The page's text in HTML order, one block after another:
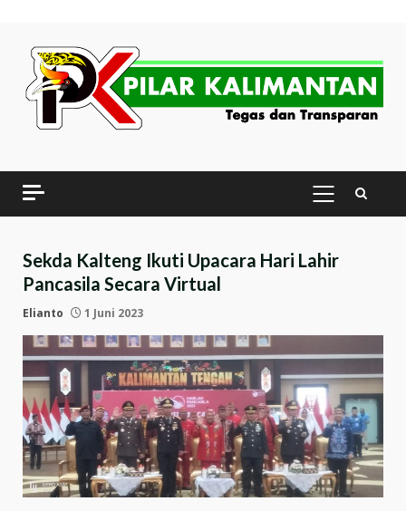
content
PRIMARY
MENU
Sekda Kalteng Ikuti Upacara Hari Lahir
Pancasila Secara Virtual
Elianto 1 Juni 2023